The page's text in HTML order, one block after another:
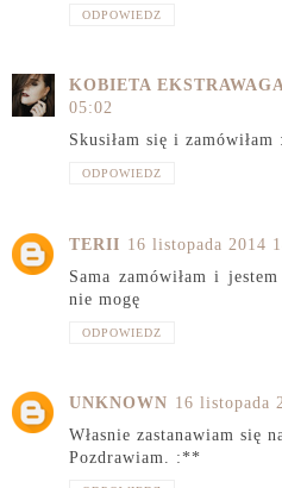
ODPOWIEDZ
KOBIETA
05:02
Skusiłam się i zamówiłam
ODPOWIEDZ
TERII 16 listopada 2014
Sama zamówiłam i
nie mogę
ODPOWIEDZ
UNKNOWN 16 listopada
Własnie zastanawiam się
Pozdrawiam. :**